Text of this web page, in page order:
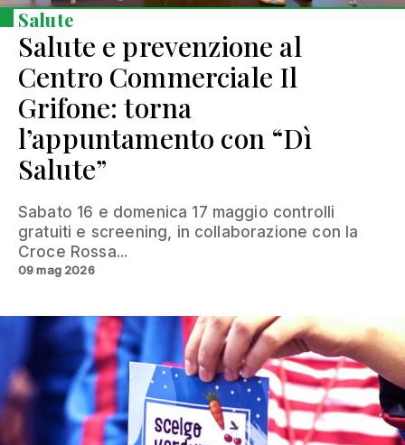
Salute
Salute e prevenzione al
Centro Commerciale Il
Grifone: torna
l’appuntamento con “Dì
Salute”
Sabato 16 e domenica 17 maggio controlli
gratuiti e screening, in collaborazione con la
Croce Rossa...
09 mag 2026